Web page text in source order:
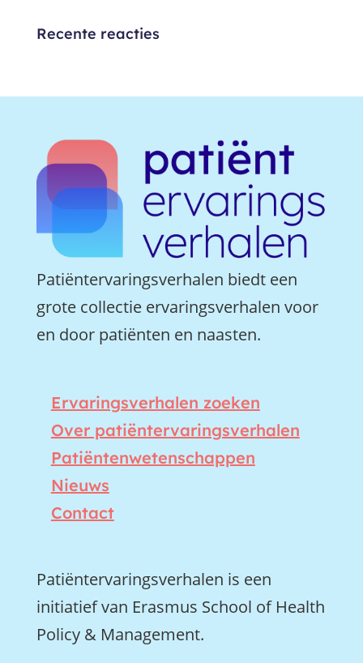
Recente reacties
Patiëntervaringsverhalen biedt een
grote collectie ervaringsverhalen voor
en door patiënten en naasten.
Ervaringsverhalen zoeken
Over patiëntervaringsverhalen
Patiëntenwetenschappen
Nieuws
Contact
Patiëntervaringsverhalen is een
initiatief van Erasmus School of Health
Policy & Management.